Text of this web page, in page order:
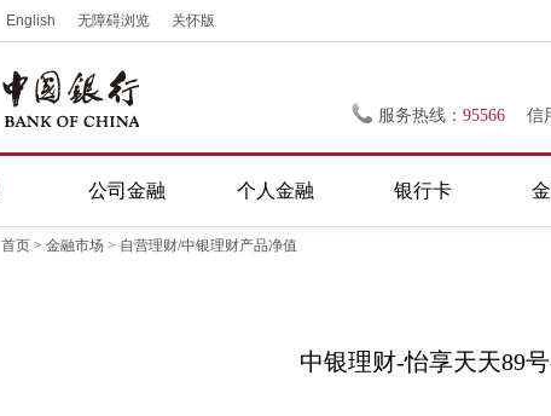
English 无障碍浏览 关怀版
服务热线： 95566 信
公司金融 个人金融 银行卡
首页 > 金融市场 > 自营理财/中银理财产品净值
中银理财-怡享天天89